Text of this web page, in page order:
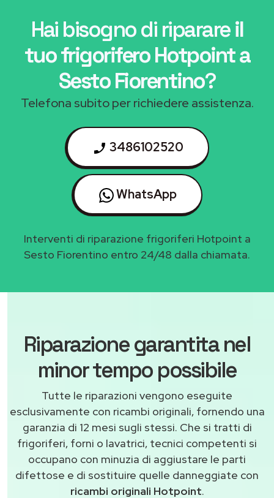
Hai bisogno di riparareil
tuo frigorifero Hotpoint a
Sesto Fiorentino?
Telefona subito per richiedere assistenza.
3486102520
WhatsApp
Interventi di riparazione frigoriferi Hotpoint a
Sesto Fiorentino entro 24/48 dalla chiamata.
Riparazione garantita nel
minor tempo possibile
Tutte le riparazioni vengono eseguite
esclusivamente con ricambi originali, fornendo una
garanzia di 12 mesi sugli stessi. Che si tratti di
frigoriferi, forni o lavatrici, tecnici competenti si
occupano con minuzia di aggiustare le parti
difettose e di sostituire quelle danneggiate con
ricambi originali Hotpoint.